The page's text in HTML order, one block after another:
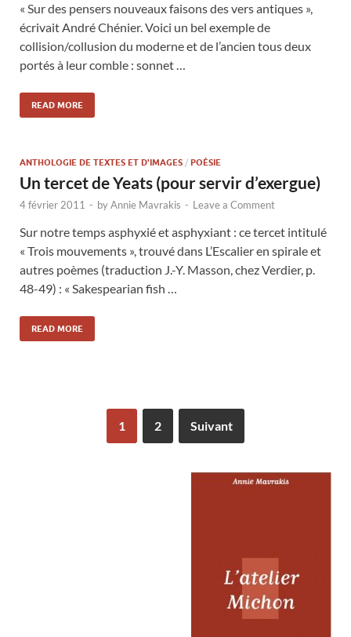
« Sur des pensers nouveaux faisons des vers antiques »,
écrivait André Chénier. Voici un bel exemple de
collision/collusion du moderne et de l’ancien tous deux
portés à leur comble : sonnet …
READ MORE
ANTHOLOGIE DE TEXTES ET D'IMAGES / POÉSIE
Un tercet de Yeats (pour servir d’exergue)
4 février 2011 - byAnnie Mavrakis - Leave a Comment
Sur notre temps asphyxié et asphyxiant : ce tercet intitulé
« Trois mouvements », trouvé dans L’Escalier en spirale et
autres poèmes (traduction J.-Y. Masson, chez Verdier, p.
48-49) : « Sakespearian fish …
READ MORE
1 2 Suivant